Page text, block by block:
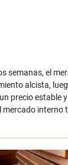
semanas, el
alcista,
precio estable
mercado